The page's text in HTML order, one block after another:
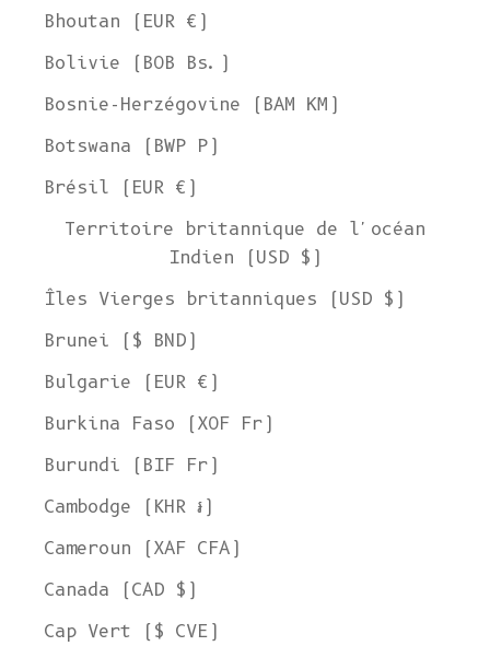
Bhoutan (EUR €)
Bolivie (BOB Bs.)
Bosnie-Herzégovine (BAM КМ)
Botswana (BWP P)
Brésil (EUR €)
Territoire britannique de l'océan
Indien (USD $)
Îles Vierges britanniques (USD $)
Brunei ($ BND)
Bulgarie (EUR €)
Burkina Faso (XOF Fr)
Burundi (BIF Fr)
Cambodge (KHR ៛)
Cameroun (XAF CFA)
Canada (CAD $)
Cap Vert ($ CVE)